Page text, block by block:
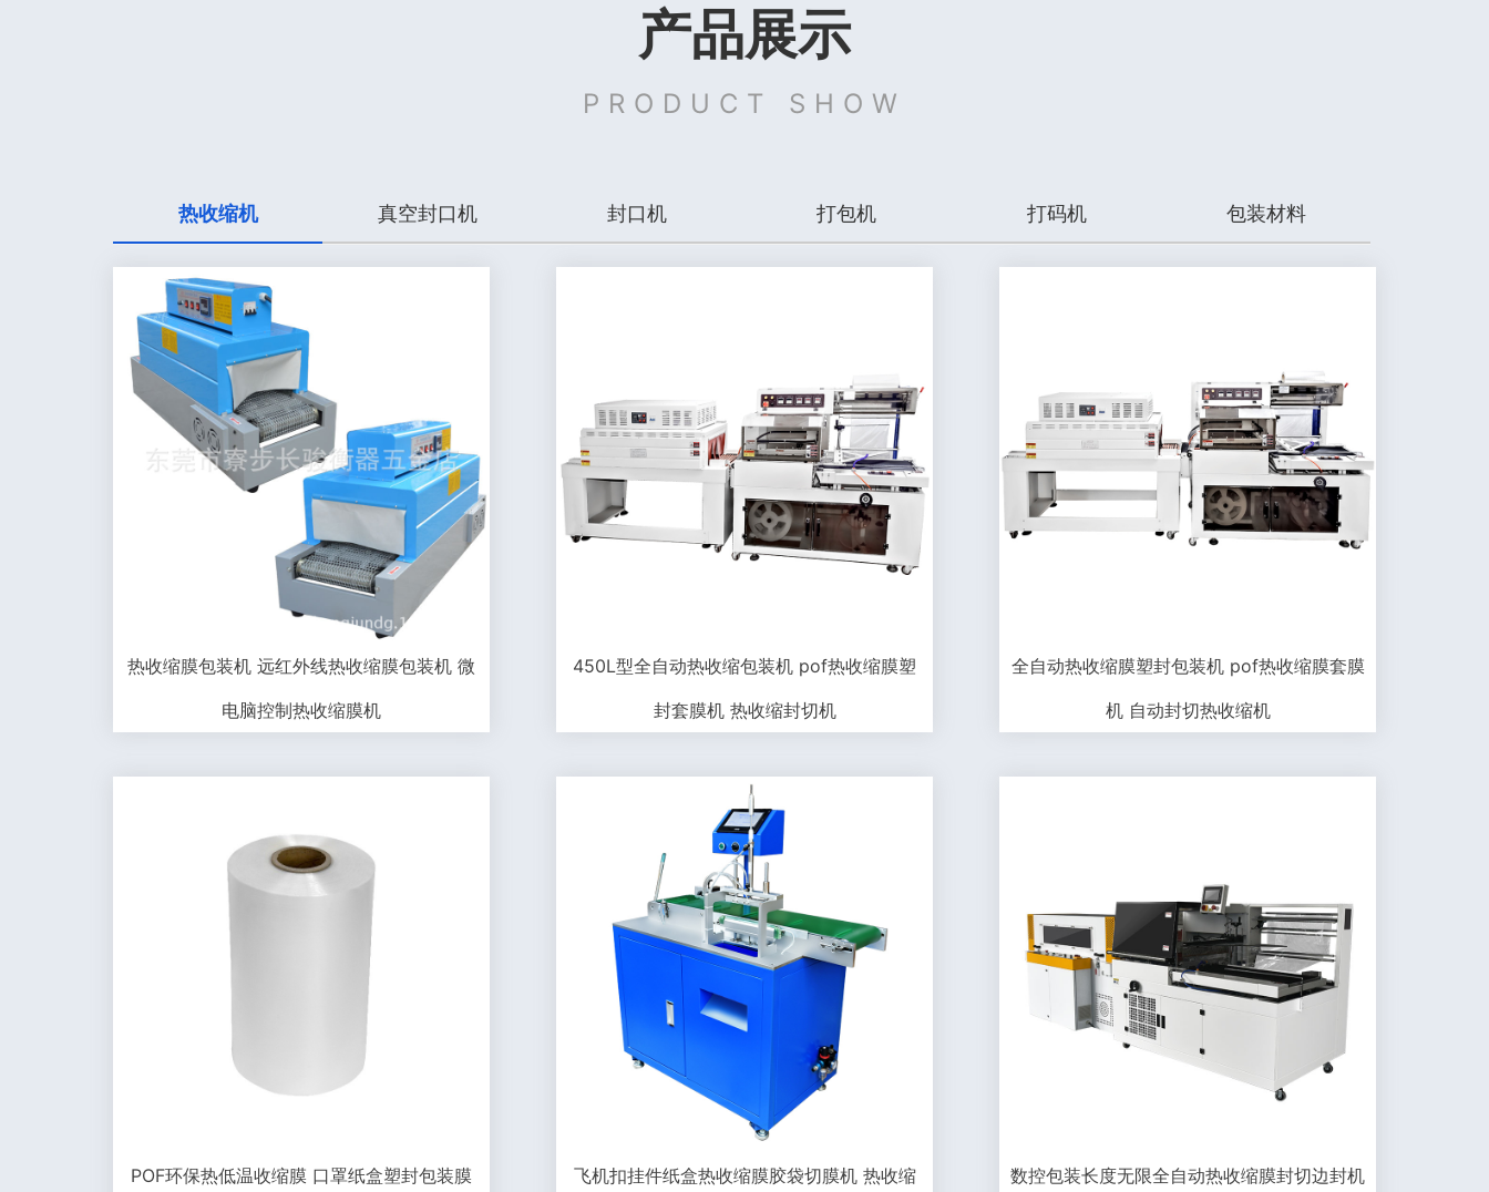
产品展示
PRODUCT SHOW
热收缩机 真空封口机 封口机 打包机 打码机 包装材料
热收缩膜包装机 远红外线热收缩膜包装机 微
电脑控制热收缩膜机
450L型全自动热收缩包装机 pof热收缩膜塑
封套膜机 热收缩封切机
全自动热收缩膜塑封包装机 pof热收缩膜套膜
机 自动封切热收缩机
POF环保热低温收缩膜 口罩纸盒塑封包装膜
飞机扣挂件纸盒热收缩膜胶袋切膜机 热收缩
数控包装长度无限全自动热收缩膜封切边封机